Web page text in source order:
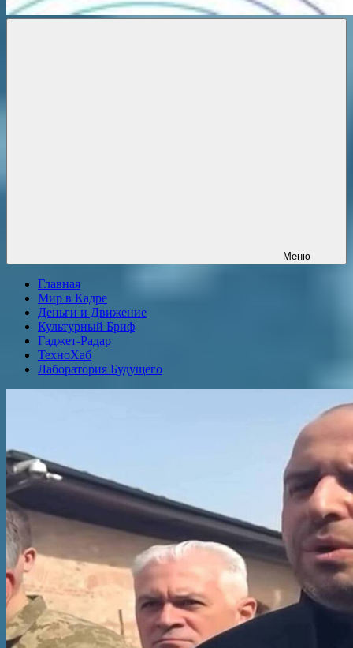
Меню
Главная
Мир в Кадре
Деньги и Движение
Культурный Бриф
Гаджет-Радар
ТехноХаб
Лаборатория Будущего